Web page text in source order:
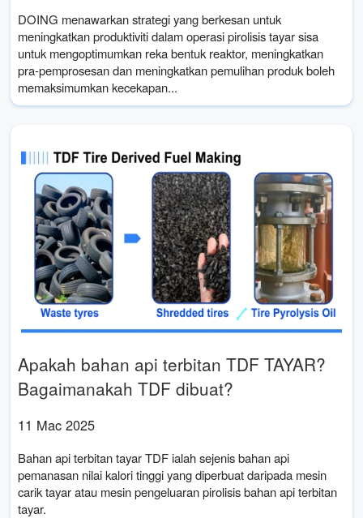
DOING menawarkan strategi yang berkesan untuk
meningkatkan produktiviti dalam operasi pirolisis tayar sisa
untuk mengoptimumkan reka bentuk reaktor, meningkatkan
pra-pemprosesan dan meningkatkan pemulihan produk boleh
memaksimumkan kecekapan...
Apakah bahan api terbitan TDF TAYAR?
Bagaimanakah TDF dibuat?
11 Mac 2025
Bahan api terbitan tayar TDF ialah sejenis bahan api
pemanasan nilai kalori tinggi yang diperbuat daripada mesin
carik tayar atau mesin pengeluaran pirolisis bahan api terbitan
tayar.